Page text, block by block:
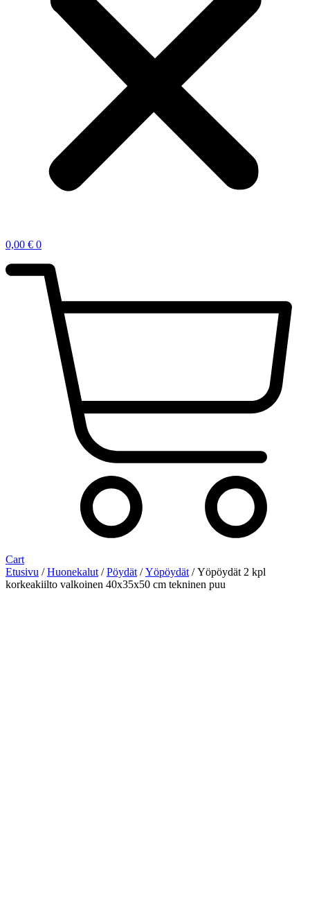
0,00 € 0
Cart
Etusivu /Huonekalut /Pöydät /Yöpöydät / Yöpöydät 2 kpl
korkeakiilto valkoinen 40x35x50 cm tekninen puu